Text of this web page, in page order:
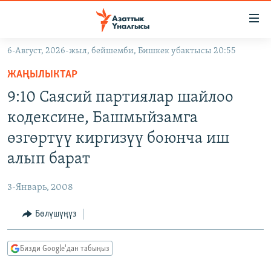
Навигацияга
өтүңүз
салыңыз
ЭКОНОМИКА
БОРБОР АЗИЯ
АТАЙЫН ИЛИКТӨӨ
БҮГҮН АЗАТТЫКТА
ЭКСПЕРТТЕР ТАЛДАЙТ
БИЗ ЖАНА ДҮЙНӨ
ПОДКАСТ
ӨЗГӨЧӨ ПИКИР
Русский
6-Август, 2026-жыл, бейшемби, Бишкек убактысы 20:55
ЖАҢЫЛЫКТАР
9:10 Саясий партиялар шайлоо
кодексине, Башмыйзамга
өзгөртүү киргизүү боюнча иш
алып барат
3-Январь, 2008
Бөлүшүңүз
Бизди Google'дан табыңыз